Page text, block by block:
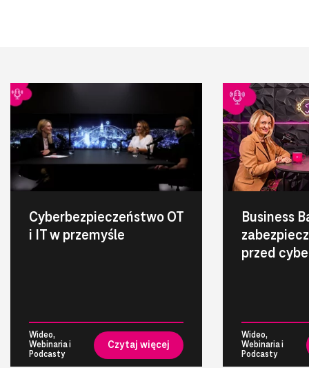
Cyberbezpieczeństwo OT
i IT w przemyśle
Wideo,
Webinaria i
Podcasty
Czytaj więcej
Business
przed
Wideo,
Webinaria i
Podcasty